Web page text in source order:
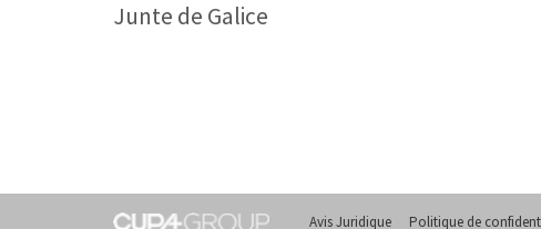
Junte de Galice
Avis Juridique Politique de